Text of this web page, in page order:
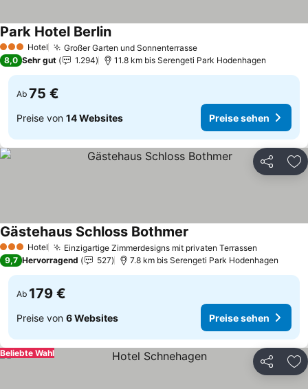
3 SterneHotel Großer Garten und SonnenterrassePreise sehen
Park Hotel BerlinPreise sehen
8,0 Sehr gut 1.294 11.8 km bis Serengeti Park Hodenhagen
Ab 75 €
Preise von 14 Websites Preise sehen
Teilen
3 SterneHotel Einzigartige Zimmerdesigns mit privaten Terrassen
Gästehaus Schloss Bothmer
9,7 Hervorragend 527 7.8 km bis Serengeti Park Hodenhagen
Ab 179 €
Preise von 6 Websites Preise sehen
Teilen
Beliebte Wahl